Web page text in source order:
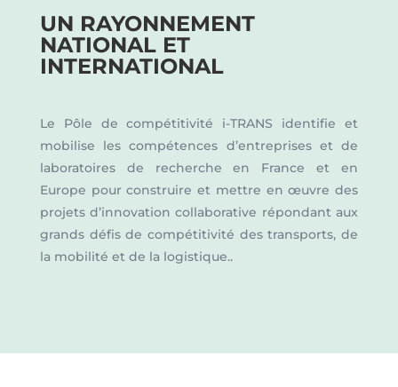
UN RAYONNEMENT
NATIONAL ET
INTERNATIONAL
Le Pôle de compétitivité i-TRANS identifie et
mobilise les compétences d’entreprises et de
laboratoires de recherche en France et en
Europe pour construire et mettre en œuvre des
projets d’innovation collaborative répondant aux
grands défis de compétitivité des transports, de
la mobilité et de la logistique..